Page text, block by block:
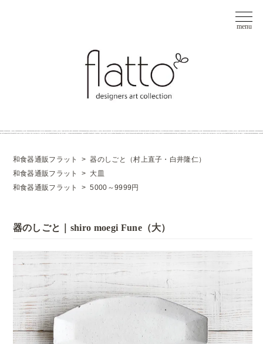
和食器通販フラット >器のしごと（村上直子・白井隆仁）
和食器通販フラット
> 大皿
和食器通販フラット
>5000～9999円
器のしごと｜shiro moegi Fune（大）